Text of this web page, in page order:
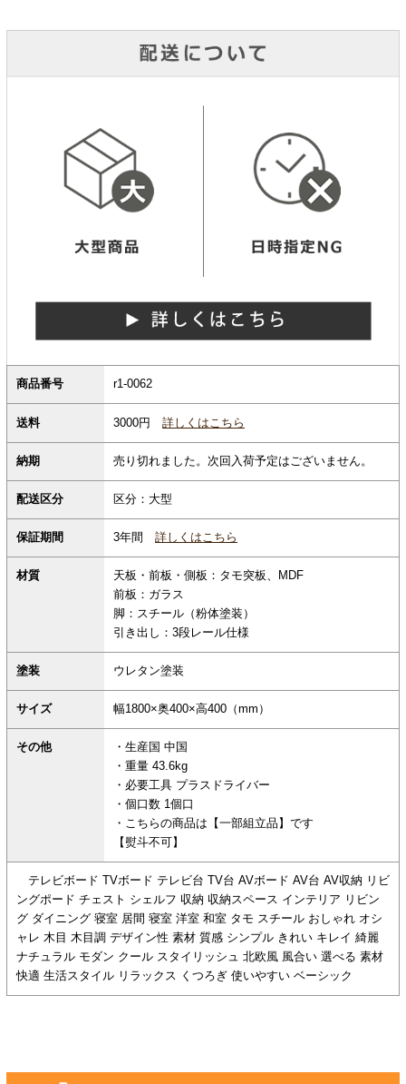
商品番号 r1-0062
送料 3000円 詳しくはこちら
納期 売り切れました。次回入荷予定はございません。
配送区分 区分：大型
保証期間 3年間 詳しくはこちら
材質
天板・前板・側板：タモ突板、MDF
前板：ガラス
脚：スチール（粉体塗装）
引き出し：3段レール仕様
塗装 ウレタン塗装
サイズ 幅1800×奥400×高400（mm）
その他
・生産国 中国
・重量 43.6kg
・必要工具 プラスドライバー
・個口数 1個口
・こちらの商品は【一部組立品】です
【熨斗不可】
テレビボード TVボード テレビ台 TV台 AVボード AV台 AV収納 リビ
ングポード チェスト シェルフ 収納 収納スペース インテリア リビン
グ ダイニング 寝室 居間 寝室 洋室 和室 タモ スチール おしゃれ オシ
ャレ 木目 木目調 デザイン性 素材 質感 シンプル きれい キレイ 綺麗
ナチュラル モダン クール スタイリッシュ 北欧風 風合い 選べる 素材
快適 生活スタイル リラックス くつろぎ 使いやすい ベーシック